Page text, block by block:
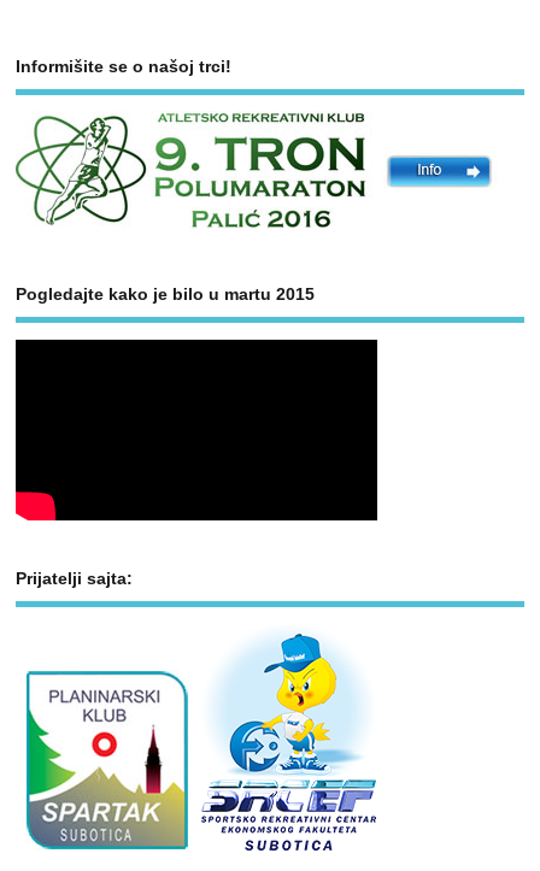
Informišite se o našoj trci!
Pogledajte kako je bilo u martu 2015
Prijatelji sajta: